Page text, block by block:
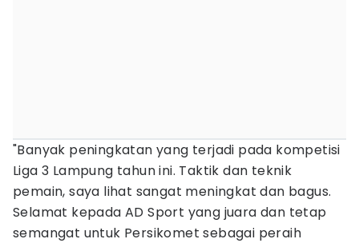
"Banyak peningkatan yang terjadi pada kompetisi
Liga 3 Lampung tahun ini. Taktik dan teknik
pemain, saya lihat sangat meningkat dan bagus.
Selamat kepada AD Sport yang juara dan tetap
semangat untuk Persikomet sebagai peraih